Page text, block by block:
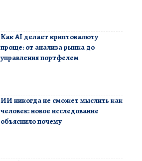
Как AI делает криптовалюту
проще: от анализа рынка до
управления портфелем
ИИ никогда не сможет мыслить как
человек: новое исследование
объяснило почему